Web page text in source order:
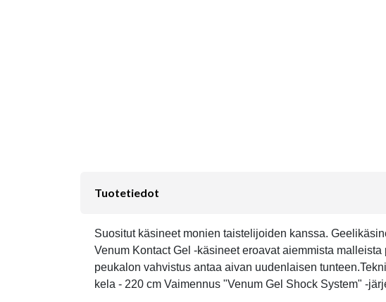
Tuotetiedot
Suositut käsineet monien taistelijoiden kanssa.
Venum Kontact Gel -käsineet eroavat aiemmista
peukalon vahvistus antaa aivan uudenlaisen
kela - 220 cm Vaimennus "Venum Gel Shock System" -